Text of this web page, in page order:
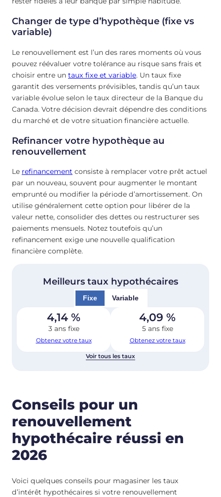
Changer de type d’hypothèque (fixe vs
variable)
Le renouvellement est l’un des rares moments où vous
pouvez réévaluer votre tolérance au risque sans frais et
choisir entre un taux fixe et variable. Un taux fixe
garantit des versements prévisibles, tandis qu’un taux
variable évolue selon le taux directeur de la Banque du
Canada. Votre décision devrait dépendre des conditions
du marché et de votre situation financière actuelle.
Refinancer votre hypothèque au
renouvellement
Le refinancement consiste à remplacer votre prêt actuel
par un nouveau, souvent pour augmenter le montant
emprunté ou modifier la période d’amortissement. On
utilise généralement cette option pour libérer de la
valeur nette, consolider des dettes ou restructurer ses
paiements mensuels. Notez toutefois qu’un
refinancement exige une nouvelle qualification
financière complète.
Meilleurs taux hypothécaires
Fixe Variable
4,14 %
3 ans fixe
Obtenez votre taux
4,09 %
5 ans fixe
Obtenez votre taux
Voir tous les taux
Conseils pour un
renouvellement
hypothécaire réussi en
2026
Voici quelques conseils pour magasiner les taux
d’intérêt hypothécaires si votre renouvellement